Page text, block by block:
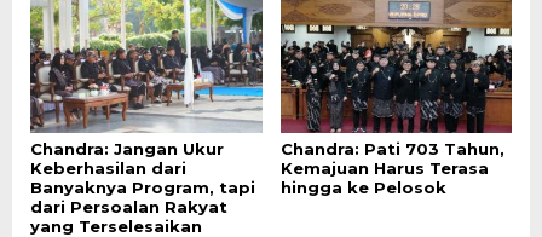
Chandra: Jangan Ukur
Keberhasilan dari
Banyaknya Program, tapi
dari Persoalan Rakyat
yang Terselesaikan
Chandra: Pati 703 Tahun,
Kemajuan Harus Terasa
hingga ke Pelosok